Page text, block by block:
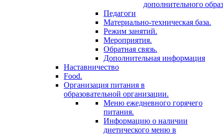
дополнительного
Педагоги
Материально-техническая база.
Режим занятий.
Мероприятия.
Обратная связь.
Дополнительная информация
Наставничество
Food.
Организация питания в
образовательной организации.
Меню ежедневного горячего
питания.
Информацию о наличии
диетического меню в